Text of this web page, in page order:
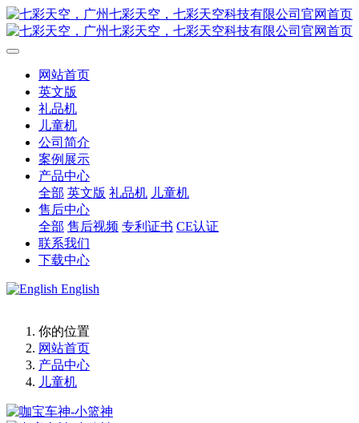
网站首页
英文版
礼品机
儿童机
公司简介
案例展示
产品中心
全部 英文版 礼品机 儿童机
售后中心
全部 售后视频 专利证书 CE认证
联系我们
下载中心
English
你的位置
网站首页
产品中心
儿童机